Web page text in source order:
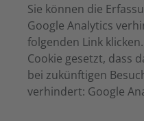
Sie können die
Google Analytics
folgenden Link
Cookie gesetzt, dass
bei zukünftigen
verhindert: Google